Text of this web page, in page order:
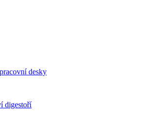
desky
digestoří